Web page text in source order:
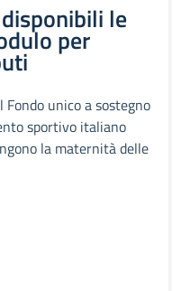
le
per
unico a sostegno
sportivo italiano
la maternità delle